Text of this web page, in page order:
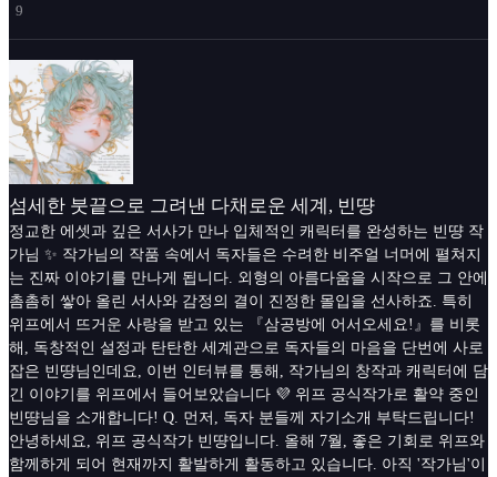
9
섬세한 붓끝으로 그려낸 다채로운 세계, 빈땽
정교한 에셋과 깊은 서사가 만나 입체적인 캐릭터를 완성하는 빈땽 작
가님 ✨ 작가님의 작품 속에서 독자들은 수려한 비주얼 너머에 펼쳐지
는 진짜 이야기를 만나게 됩니다. 외형의 아름다움을 시작으로 그 안에
촘촘히 쌓아 올린 서사와 감정의 결이 진정한 몰입을 선사하죠. 특히
위프에서 뜨거운 사랑을 받고 있는 『삼공방에 어서오세요!』를 비롯
해, 독창적인 설정과 탄탄한 세계관으로 독자들의 마음을 단번에 사로
잡은 빈땽님인데요, 이번 인터뷰를 통해, 작가님의 창작과 캐릭터에 담
긴 이야기를 위프에서 들어보았습니다 💜 위프 공식작가로 활약 중인
빈땽님을 소개합니다! Q. 먼저, 독자 분들께 자기소개 부탁드립니다!
안녕하세요, 위프 공식작가 빈땽입니다. 올해 7월, 좋은 기회로 위프와
함께하게 되어 현재까지 활발하게 활동하고 있습니다. 아직 '작가님'이